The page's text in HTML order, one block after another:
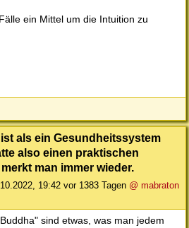
ein Mittel um die Intuition zu
als ein Gesundheitssystem
also einen praktischen
man immer wieder.
19:42 vor 1383 Tagen @ mabraton
sind etwas, was man jedem